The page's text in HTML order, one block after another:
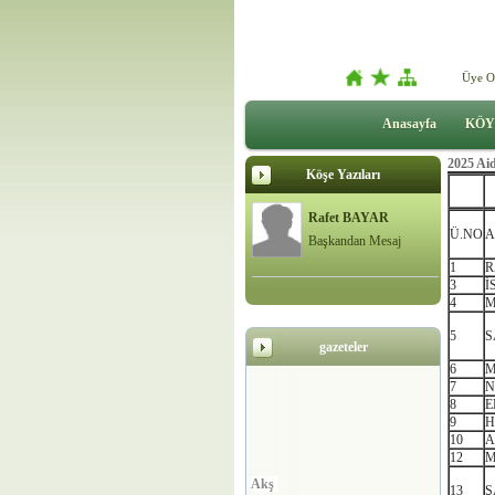
Üye
Anasayfa
Köşe Yazıları
Rafet BAYAR
Başkandan Mesaj
gazeteler
2025
Ü.NO
1
3
4
5
6
7
8
9
10
12
13